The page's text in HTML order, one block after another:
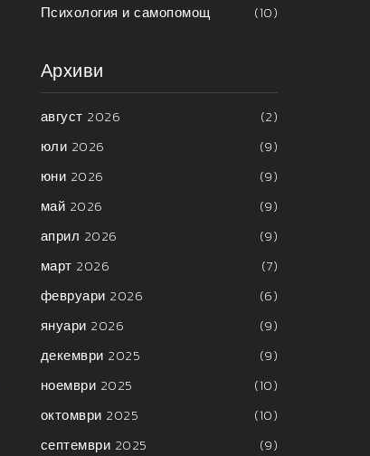
Психология и самопомощ
(10)
Архиви
август 2026
(2)
юли 2026
(9)
юни 2026
(9)
май 2026
(9)
април 2026
(9)
март 2026
(7)
февруари 2026
(6)
януари 2026
(9)
декември 2025
(9)
ноември 2025
(10)
октомври 2025
(10)
септември 2025
(9)